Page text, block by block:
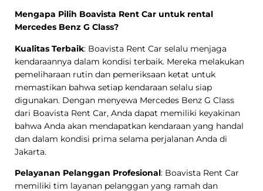
Mengapa Pilih Boavista Rent Car untuk rental
Mercedes Benz G Class?
Kualitas Terbaik: Boavista Rent Car selalu menjaga
kendaraannya dalam kondisi terbaik. Mereka melakukan
pemeliharaan rutin dan pemeriksaan ketat untuk
memastikan bahwa setiap kendaraan selalu siap
digunakan. Dengan menyewa Mercedes Benz G Class
dari Boavista Rent Car, Anda dapat memiliki keyakinan
bahwa Anda akan mendapatkan kendaraan yang handal
dan dalam kondisi prima selama perjalanan Anda di
Jakarta.
Pelayanan Pelanggan Profesional: Boavista Rent Car
memiliki tim layanan pelanggan yang ramah dan